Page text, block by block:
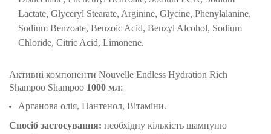
Lactate, Glyceryl Stearate, Arginine, Glycine, Phenylalanine,
Sodium Benzoate, Benzoic Acid, Benzyl Alcohol, Sodium
Chloride, Citric Acid, Limonene.
Активні компоненти Nouvelle Endless Hydration Rich
Shampoo Shampoo 1000 мл:
Арганова олія, Пантенол, Вітаміни.
Спосіб застосування: необхідну кількість шампуню